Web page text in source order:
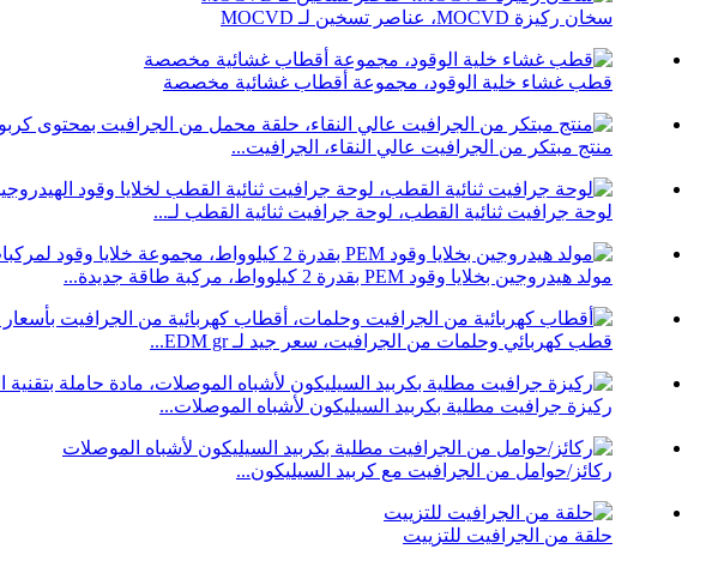
سخان ركيزة MOCVD، عناصر تسخين لـ MOCVD
قطب غشاء خلية الوقود، مجموعة أقطاب غشائية مخصصة
منتج مبتكر من الجرافيت عالي النقاء، الجرافيت...
لوحة جرافيت ثنائية القطب، لوحة جرافيت ثنائية القطب لـ...
مولد هيدروجين بخلايا وقود PEM بقدرة 2 كيلوواط، مركبة طاقة جديدة...
قطب كهربائي وحلمات من الجرافيت، سعر جيد لـ EDM gr...
ركيزة جرافيت مطلية بكربيد السيليكون لأشباه الموصلات...
ركائز/حوامل من الجرافيت مع كربيد السيليكون...
حلقة من الجرافيت للتزييت